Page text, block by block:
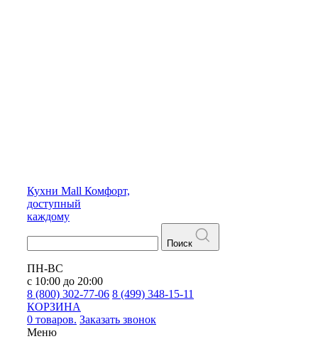
Кухни Mall Комфорт,
доступный
каждому
Поиск
ПН-ВС
с 10:00 до 20:00
8 (800) 302-77-06 8 (499) 348-15-11
КОРЗИНА
0 товаров. Заказать звонок
Меню